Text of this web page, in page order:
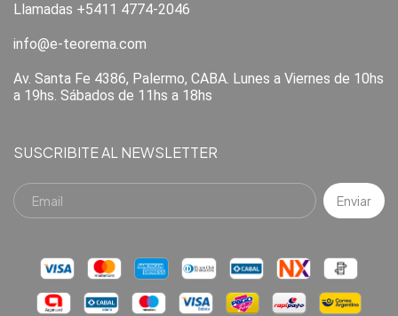
Llamadas +5411 4774-2046
info@e-teorema.com
Av. Santa Fe 4386, Palermo, CABA. Lunes a Viernes de 10hs
a 19hs. Sábados de 11hs a 18hs
SUSCRIBITE AL NEWSLETTER